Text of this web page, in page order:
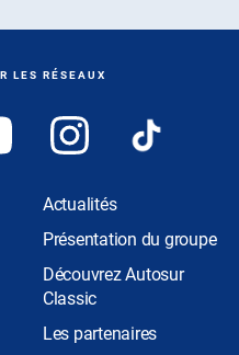
LES RÉSEAUX
Actualités
Présentation du groupe
Découvrez Autosur
Classic
Les partenaires